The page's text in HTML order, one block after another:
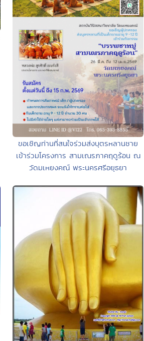
ขอเชิญท่านที่สนใจร่วมส่งบุตรหลานชาย
เข้าร่วมโครงการ สามเณรภาคฤดูร้อน ณ
วัดมเหยงคณ์ พระนครศรีอยุธยา